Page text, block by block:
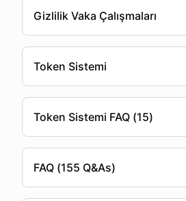
Gizlilik Vaka Çalışmaları
Token Sistemi
Token Sistemi FAQ (15)
FAQ (155 Q&As)